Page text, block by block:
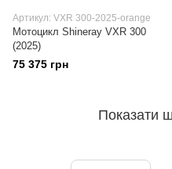
Артикул: VXR 300-2025-orange
Мотоцикл Shineray VXR 300
(2025)
75 375 грн
Показати